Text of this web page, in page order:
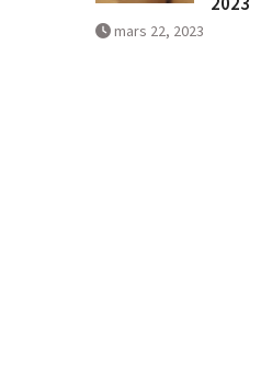
mars 22, 2023